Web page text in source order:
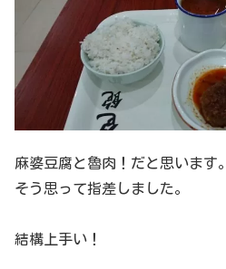
麻婆豆腐と魯肉！だと思います。
そう思って指差しました。
結構上手い！